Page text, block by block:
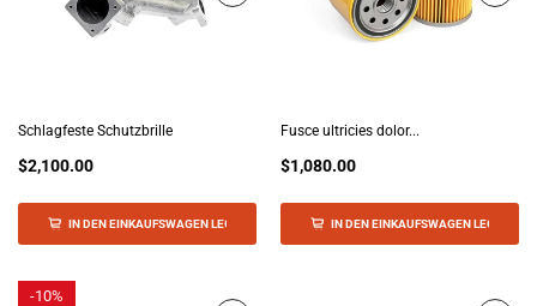
Schlagfeste Schutzbrille
$2,100.00
IN DEN EINKAUFSWAGEN LEGEN
Fusce ultricies dolor...
$1,080.00
IN DEN EINKAUFSWAGEN LEGEN
-10%